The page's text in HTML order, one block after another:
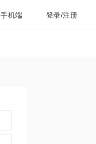
手机端 登录/注册